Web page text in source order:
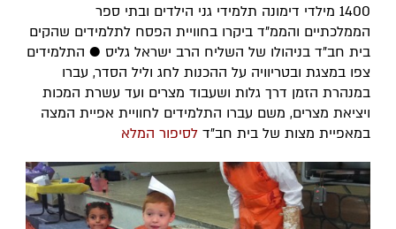
1400 מילדי דימונה תלמידי גני הילדים ובתי ספר
הממלכתיים והממ"ד ביקרו בחוויית הפסח לתלמידים שהקים
בית חב"ד בניהולו של השליח הרב ישראל גליס ● התלמידים
צפו במצגת ובטריוויה על ההכנות לחג וליל הסדר, עברו
במנהרת הזמן דרך גלות ושעבוד מצרים ועד עשרת המכות
ויציאת מצרים, משם עברו התלמידים לחוויית אפיית המצה
במאפיית מצות של בית חב"ד לסיפור המלא